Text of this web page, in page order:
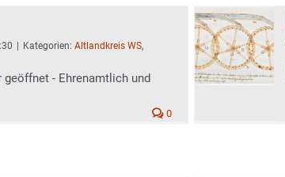
Kategorien: Altlandkreis WS,
geöffnet - Ehrenamtlich und
0